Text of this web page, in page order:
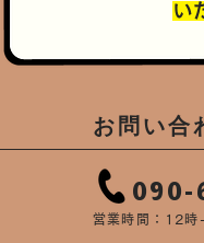
い
お問い合
090-
営業時間：12時